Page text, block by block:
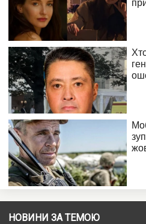
НОВИНИ ЗА ТЕМОЮ